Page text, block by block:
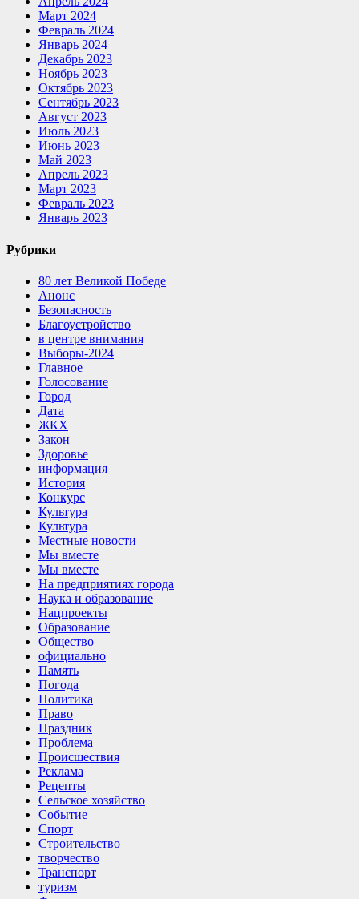
Март 2024
Февраль 2024
Январь 2024
Декабрь 2023
Ноябрь 2023
Октябрь 2023
Сентябрь 2023
Август 2023
Июль 2023
Июнь 2023
Май 2023
Апрель 2023
Март 2023
Февраль 2023
Январь 2023
Рубрики
80 лет Великой Победе
Анонс
Безопасность
Благоустройство
в центре внимания
Выборы-2024
Главное
Голосование
Город
Дата
ЖКХ
Закон
Здоровье
информация
История
Конкурс
Культура
Культура
Местные новости
Мы вместе
Мы вместе
На предприятиях города
Наука и образование
Нацпроекты
Образование
Общество
официально
Память
Погода
Политика
Право
Праздник
Проблема
Происшествия
Реклама
Рецепты
Сельское хозяйство
Событие
Спорт
Строительство
творчество
Транспорт
туризм